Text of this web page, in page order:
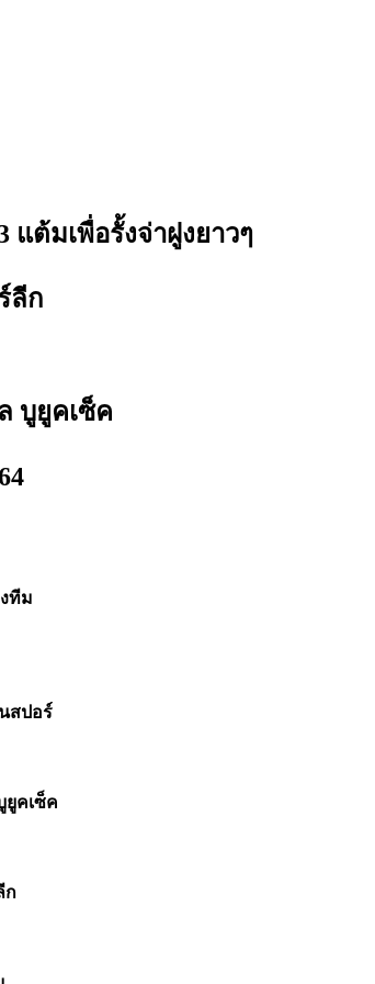
ต้มเพื่อรั้งจ่าฝูงยาวๆ
ลีก
บูยูคเซ็ค
ทีม
สปอร์
ยูคเซ็ค
ก